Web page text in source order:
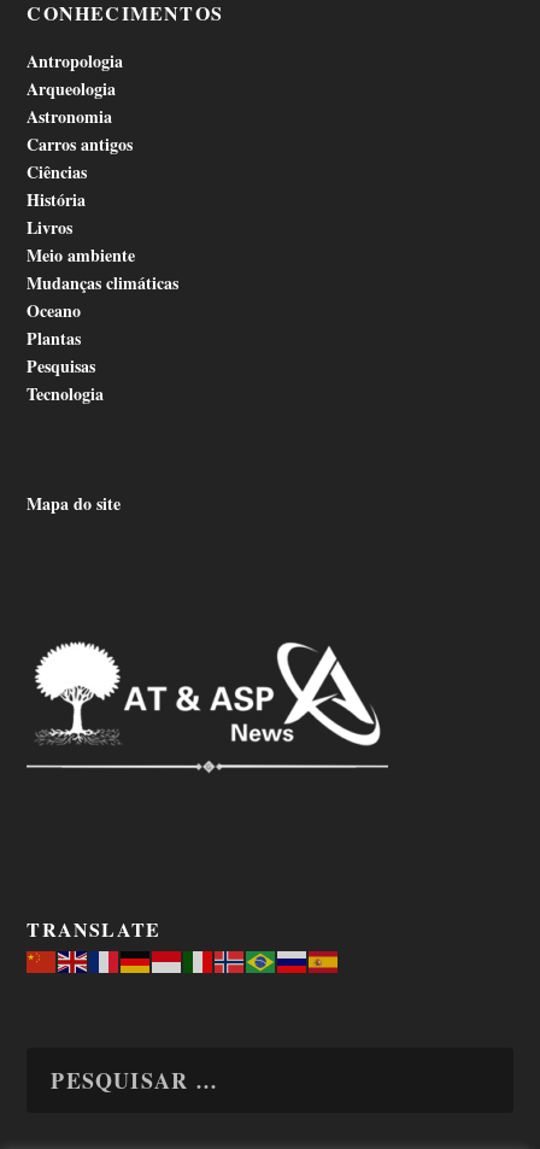
CONHECIMENTOS
Antropologia
Arqueologia
Astronomia
Carros antigos
Ciências
História
Livros
Meio ambiente
Mudanças climáticas
Oceano
Plantas
Pesquisas
Tecnologia
Mapa do site
TRANSLATE